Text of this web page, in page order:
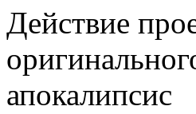
Действие
апокалипсис